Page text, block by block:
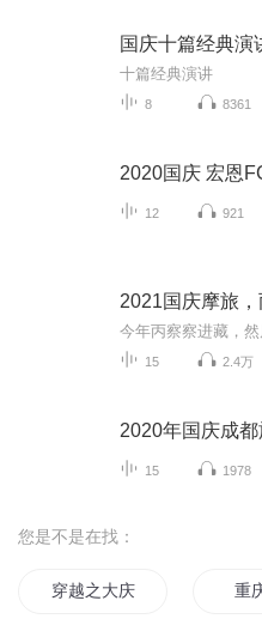
国庆十篇经典演
十篇经典演讲
8 8361
2020国庆 宏恩
12 921
2021国庆摩旅
15 2.4万
2020年国庆成
15 1978
您是不是在找：
穿越之大庆帝国 重